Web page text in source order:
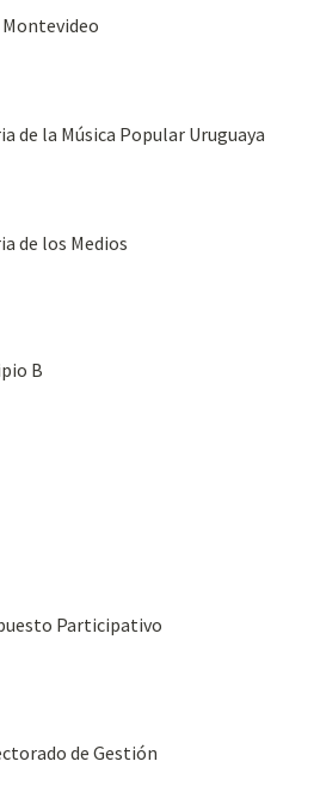
de la Música Popular Uruguaya
de los Medios
B
Participativo
de Gestión